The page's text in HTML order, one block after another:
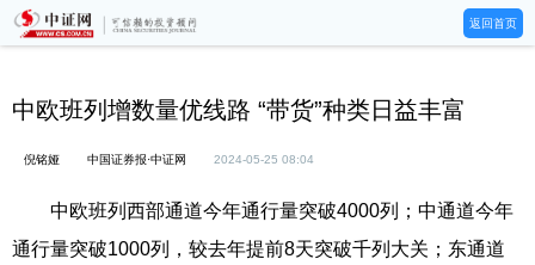
返回首页
中欧班列增数量优线路 “带货”种类日益丰富
倪铭娅 中国证券报·中证网 2024-05-25 08:04
中欧班列西部通道今年通行量突破4000列；中通道今年
通行量突破1000列，较去年提前8天突破千列大关；东通道